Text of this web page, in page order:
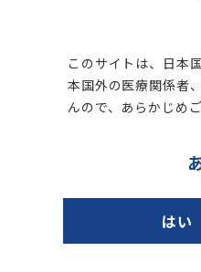
お電話によるお問い合わせは
お近くの営業所まで
このサイトは、日本
本国外の医療関係者
んので、あらかじめ
はい